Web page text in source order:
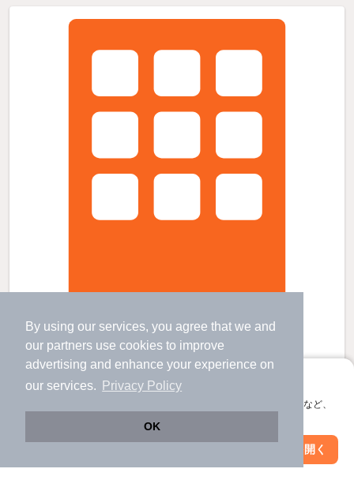
By using our services, you agree that we and
our partners use cookies to improve
advertising and enhance your experience on
our services.
Privacy Policy
OK
アプリに切り替えて、サクサクお部屋探し
会員登録なしですぐ使える。マップ検索やお気に入り保存など、
アプリを開く
基山駅 バス 分 （鹿児島線
立野駅 歩 8分 （甘木鉄道）
けやき台駅 歩
2階建 / 新築 / 木造
絞り込み条件を変更